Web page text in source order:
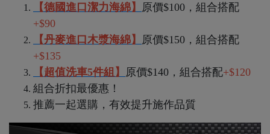
【德國進口潔力海綿】 原價$100，組合搭配
+$90
【丹麥進口木漿海綿】 原價$150，組合搭配
+$135
【超值洗車5件組】 原價$140，組合搭配+$120
組合折扣最優惠！
推薦一起選購，有效提升施作品質